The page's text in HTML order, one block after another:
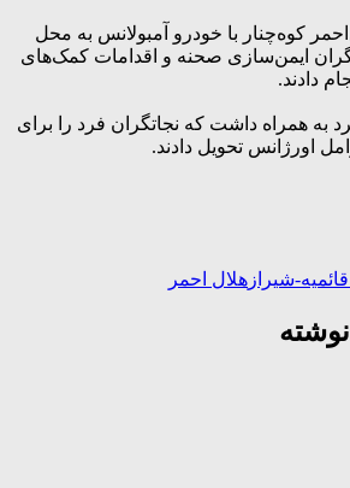
کوه‌چنار با خودرو آمبولانس به محل
ایمن‌سازی صحنه و اقدامات کمک‌های
دادند.
به همراه داشت که نجاتگران فرد را برای
اورژانس تحویل دادند.
شیراز هلال احمر